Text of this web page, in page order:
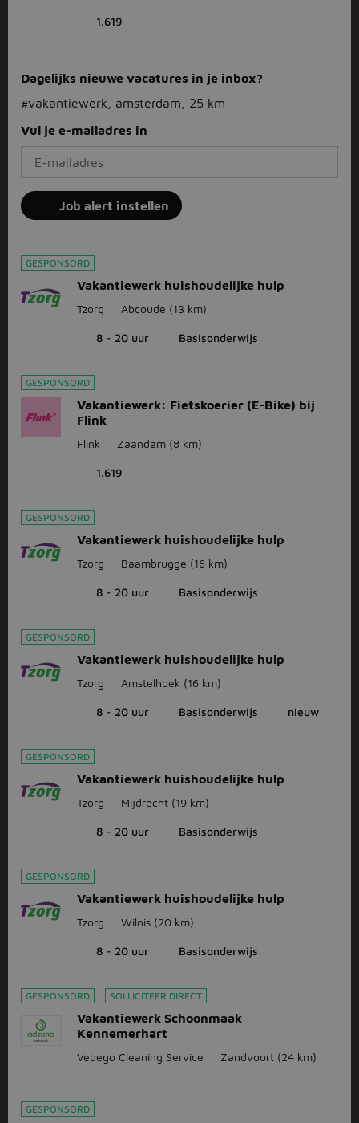
1.619
Dagelijks nieuwe vacatures in je inbox?
#vakantiewerk, amsterdam, 25 km
Vul je e-mailadres in
Job alert instellen
GESPONSORD
Vakantiewerk huishoudelijke hulp
Tzorg Abcoude (13 km)
8 - 20 uur Basisonderwijs
GESPONSORD
Vakantiewerk: Fietskoerier (E-Bike) bij
Flink
Flink Zaandam (8 km)
1.619
GESPONSORD
Vakantiewerk huishoudelijke hulp
Tzorg Baambrugge (16 km)
8 - 20 uur Basisonderwijs
GESPONSORD
Vakantiewerk huishoudelijke hulp
Tzorg Amstelhoek (16 km)
8 - 20 uur Basisonderwijs nieuw
GESPONSORD
Vakantiewerk huishoudelijke hulp
Tzorg Mijdrecht (19 km)
8 - 20 uur Basisonderwijs
GESPONSORD
Vakantiewerk huishoudelijke hulp
Tzorg Wilnis (20 km)
8 - 20 uur Basisonderwijs
GESPONSORD SOLLICITEER DIRECT
Vakantiewerk Schoonmaak
Kennemerhart
Vebego Cleaning Service Zandvoort (24 km)
GESPONSORD